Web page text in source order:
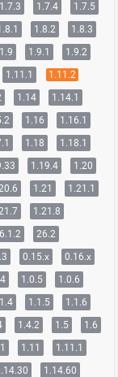
1.7.3 1.7.4
1.7.5
1.8.2
1.8.3
1.9 1.9.1
1.9.2
1.11.1
1.11.2
1.14
1.14.1
1.16
1.16.1
1.18
1.18.1
1.19.4
1.20
1.21
1.21.1
1.21.8
26.2
0.15.x
0.16.x
1.0.5
1.0.6
1.1.5
1.1.6
1.4.2 1.5
1.6
1.11
1.11.1
1.14.60